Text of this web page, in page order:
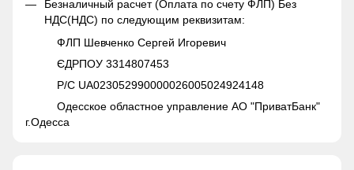
Безналичный расчет (Оплата по счету ФЛП) Без
НДС(НДС) по следующим реквизитам:
ФЛП Шевченко Сергей Игоревич
ЄДРПОУ 3314807453
Р/С UA023052990000026005024924148
Одесское областное управление АО "ПриватБанк"
г.Одесса